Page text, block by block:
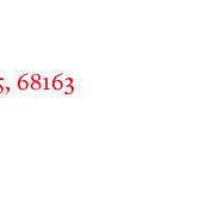
68163